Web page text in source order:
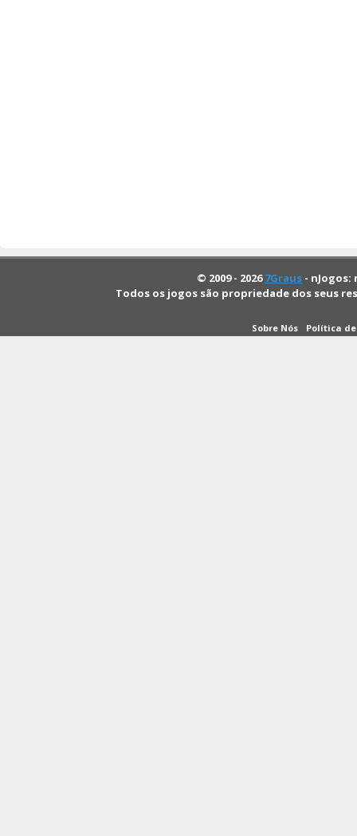
© 2009 - 20267Graus -
Todos os jogos são propriedade dos seus
Sobre Nós Política